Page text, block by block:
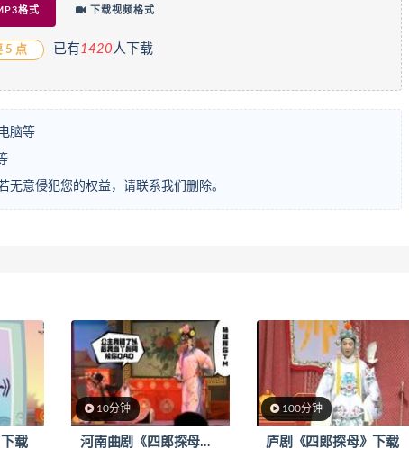
格式 下载视频格式
5 点 已有 1420人下载
脑等
意侵犯您的权益，请联系我们删除。
载
10分钟
河南曲剧《四郎探母》下载
100分钟
庐剧《四郎探母》下载